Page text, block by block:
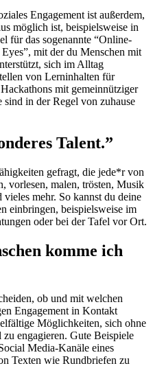
Engagement ist außerdem,
möglich ist, beispielsweise in
für das sogenannte “Online-
mit der du Menschen mit
sich im Alltag
von Lerninhalten für
mit gemeinnütziger
in der Regel von zuhause
Talent.”
gefragt, die jede*r von
vorlesen, malen, trösten, Musik
mehr. So kannst du deine
einbringen, beispielsweise im
oder bei der Tafel vor Ort.
komme ich
ob und mit welchen
Engagement in Kontakt
Möglichkeiten, sich ohne
engagieren. Gute Beispiele
Media-Kanäle eines
Texten wie Rundbriefen zu